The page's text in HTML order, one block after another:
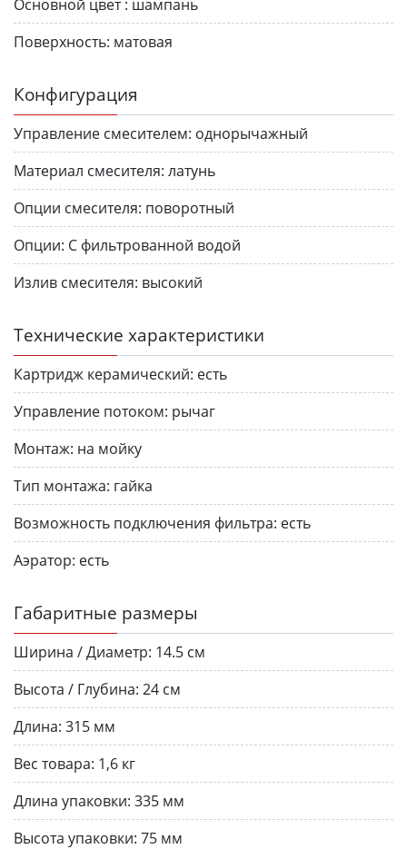
Основной цвет : шампань
Поверхность: матовая
Конфигурация
Управление смесителем: однорычажный
Материал смесителя: латунь
Опции смесителя: поворотный
Опции: С фильтрованной водой
Излив смесителя: высокий
Технические характеристики
Картридж керамический: есть
Управление потоком: рычаг
Монтаж: на мойку
Тип монтажа: гайка
Возможность подключения фильтра: есть
Аэратор: есть
Габаритные размеры
Ширина / Диаметр: 14.5 см
Высота / Глубина: 24 см
Длина: 315 мм
Вес товара: 1,6 кг
Длина упаковки: 335 мм
Высота упаковки: 75 мм